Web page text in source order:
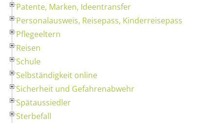
Patente, Marken, Ideentransfer
Personalausweis, Reisepass, Kinderreisepass
Pflegeeltern
Reisen
Schule
Selbständigkeit online
Sicherheit und Gefahrenabwehr
Spätaussiedler
Sterbefall